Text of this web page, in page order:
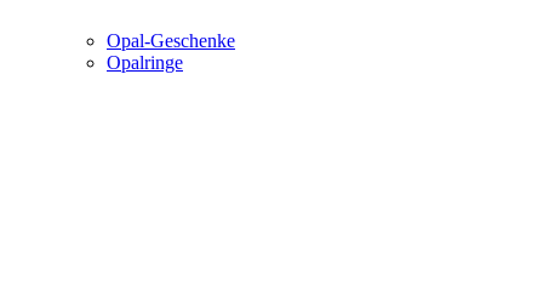
Opal-Geschenke
Opalringe